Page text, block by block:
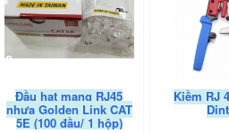
Đầu hạt mạng RJ45
nhựa Golden Link CAT
5E (100 đầu/ 1 hộp)
Kiềm RJ